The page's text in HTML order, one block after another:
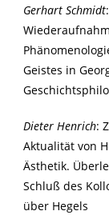
Gerhart Schmidt
Geistes in
Dieter Henrich:
Aktualität von
Ästhetik.
Schluß des
über Hegels